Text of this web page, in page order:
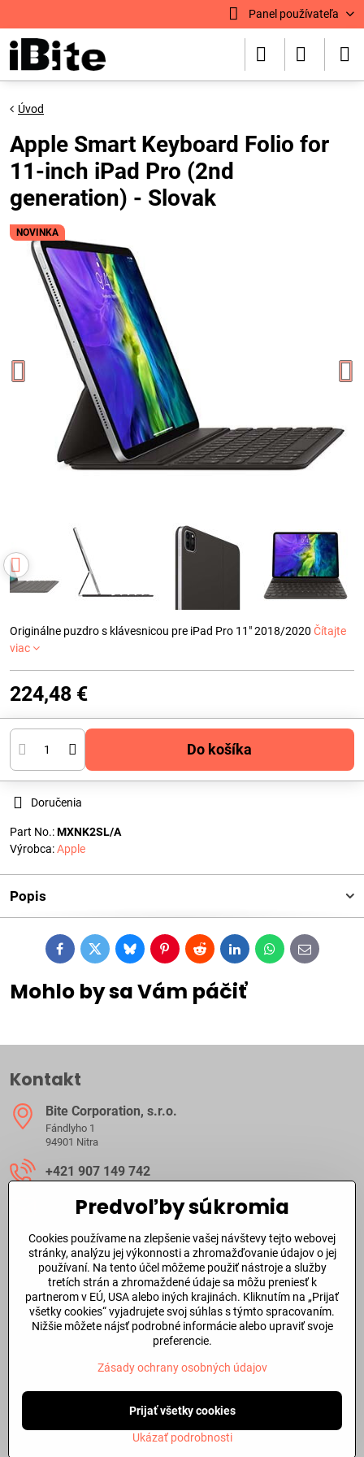
Panel používateľa
NOVINKA
Úvod
Apple Smart Keyboard Folio for
11-inch iPad Pro (2nd
generation) - Slovak
Originálne puzdro s klávesnicou pre iPad Pro 11" 2018/2020 Čítajte
viac
224,48 €
Do košíka
Doručenia
Part No.:MXNK2SL/A
Výrobca:Apple
Popis
FacebookTwitterBlueskyPinterestRedditLinkedInWhatsApp
E-
mail
Mohlo by sa Vám páčiť
Kontakt
Bite Corporation, s​.r​.o​.
Fándlyho 1
94901 Nitra
+421 907 149 742
ibite​@ibite​.sk
Ako dlho trvá dodanie?
O skladových zásobách a dodacej doby tovaru sa môžete
informovať aj telefonickyalebo prostredníctvomemailu.
©2026Copyright
Predvoľby súkromiaZásady ochrany osobných údajov
Stav objednávky
Vytvorené pomocou:BiznisWeb.sk
Predvoľby súkromia
Cookies používame na zlepšenie vašej návštevy tejto webovej
stránky, analýzu jej výkonnosti a zhromažďovanie údajov o jej
používaní. Na tento účel môžeme použiť nástroje a služby
tretích strán a zhromaždené údaje sa môžu preniesť k
partnerom v EÚ, USA alebo iných krajinách. Kliknutím na „Prijať
všetky cookies“ vyjadrujete svoj súhlas s týmto spracovaním.
Nižšie môžete nájsť podrobné informácie alebo upraviť svoje
preferencie.
Zásady ochrany osobných údajov
Ukázať podrobnosti
Prijať všetky cookies